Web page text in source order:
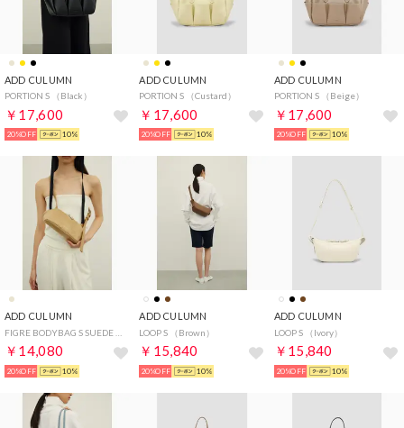
ADD CULUMN
PORTION S （Black）
￥17,600
20%OFF 10%
ADD CULUMN
PORTION S （Custard）
￥17,600
20%OFF 10%
ADD CULUMN
PORTION S （Beige）
￥17,600
20%OFF 10%
ADD CULUMN
￥14,080
20%OFF 10%
ADD CULUMN
LOOP S （Brown）
￥15,840
20%OFF 10%
ADD CULUMN
LOOP S （Ivory）
￥15,840
20%OFF 10%